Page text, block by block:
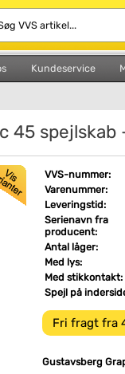
Kundeservice
45 spejlskab
VVS-nummer:
Varenummer:
Leveringstid:
Serienavn fra
producent:
Antal låger:
Med lys:
Med stikkontakt:
Spejl på
Fri fragt fra
Gustavsberg